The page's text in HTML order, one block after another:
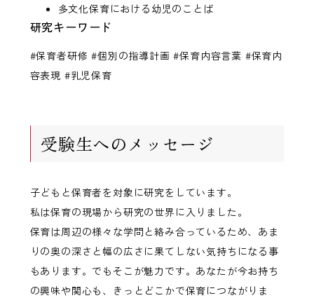
多文化保育における幼児のことば
研究キーワード
#保育者研修 #個別の指導計画 #保育内容言葉 #保育内
容表現 #乳児保育
受験生へのメッセージ
子どもと保育者を対象に研究をしています。
私は保育の現場から研究の世界に入りました。
保育は周辺の様々な学問と絡み合っているため、あま
りの奥の深さと幅の広さに果てしない気持ちになる事
もあります。でもそこが魅力です。あなたが今お持ち
の興味や関心も、きっとどこかで保育につながりま